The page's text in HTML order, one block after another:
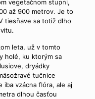
vegetačnom stupni,
až 900 metrov. Je to
tiesňave sa totiž dlho
leta, už v tomto
holé, ku ktorým sa
dryádky
tučnice
iba vzácna flóra, ale aj
dlhou časťou